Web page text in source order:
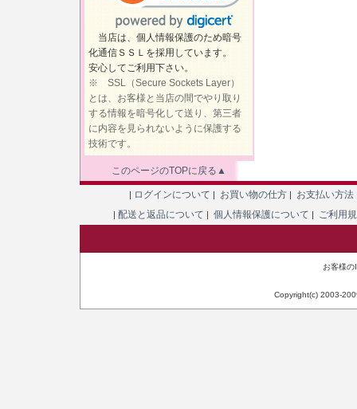
当店は、個人情報保護のため暗号
化通信ＳＳＬを採用しています。
安心してご利用下さい。
※ SSL（Secure Sockets Layer）
とは、お客様と当店の間でやり取り
する情報を暗号化して送り、第三者
に内容を見られないように保護する
技術です。
このページのTOPに戻る▲
| ログインについて | お買い物の仕方 | お支払い方法
| 配送と返品について | 個人情報保護について | ご利用
お客様
Copyright(c) 2003-